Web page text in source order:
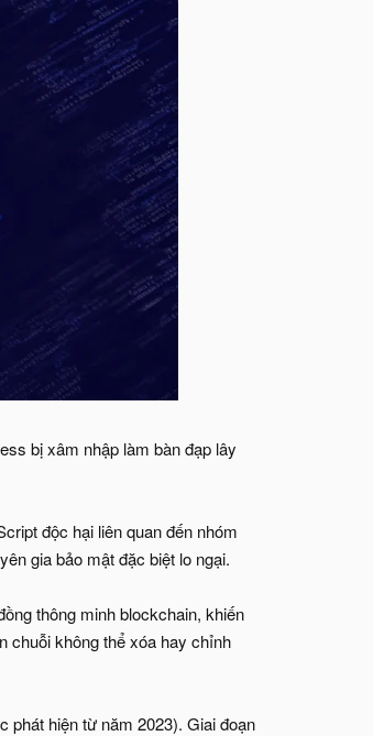
bị xâm nhập làm bàn đạp lây
độc hại liên quan đến nhóm
gia bảo mật đặc biệt lo ngại.
thông minh blockchain, khiến
chuỗi không thể xóa hay chỉnh
phát hiện từ năm 2023). Giai đoạn